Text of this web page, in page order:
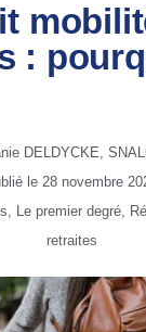
:
DELDYCKE,
le 28 novembre
, Le premier degré,
retraites